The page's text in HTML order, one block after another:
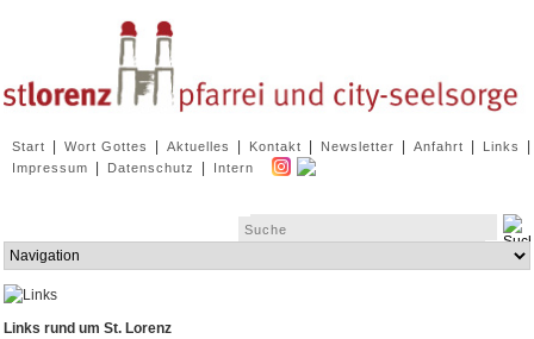
überspringen
Start Wort Gottes Aktuelles Kontakt Newsletter Anfahrt Links
Impressum Datenschutz Intern
Zielseite
Links rund um St. Lorenz